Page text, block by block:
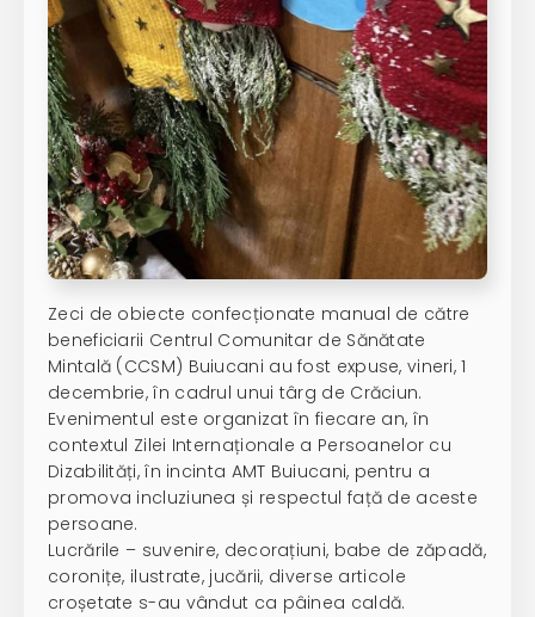
Zeci de obiecte confecționate manual de către
beneficiarii Centrul Comunitar de Sănătate
Mintală (CCSM) Buiucani au fost expuse, vineri, 1
decembrie, în cadrul unui târg de Crăciun.
Evenimentul este organizat în fiecare an, în
contextul Zilei Internaționale a Persoanelor cu
Dizabilități, în incinta AMT Buiucani, pentru a
promova incluziunea și respectul față de aceste
persoane.
Lucrările – suvenire, decorațiuni, babe de zăpadă,
coronițe, ilustrate, jucării, diverse articole
croșetate s-au vândut ca pâinea caldă.